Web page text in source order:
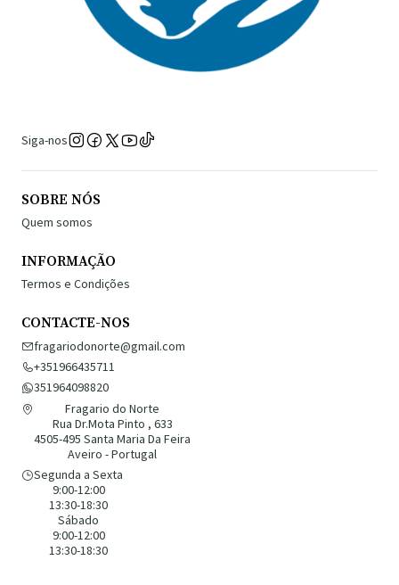
Siga-nos
SOBRE NÓS
Quem somos
INFORMAÇÃO
Termos e Condições
CONTACTE-NOS
fragariodonorte@gmail.com
+351966435711
351964098820
Fragario do Norte
Rua Dr.Mota Pinto , 633
4505-495 Santa Maria Da Feira
Aveiro - Portugal
Segunda a Sexta
9:00-12:00
13:30-18:30
Sábado
9:00-12:00
13:30-18:30